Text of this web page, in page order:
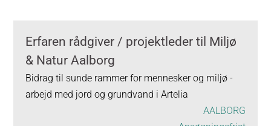
Erfaren rådgiver / projektleder til Miljø
& Natur Aalborg
Bidrag til sunde rammer for mennesker og miljø -
arbejd med jord og grundvand i Artelia
AALBORG